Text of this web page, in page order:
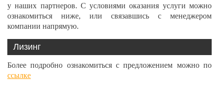
у наших партнеров. С условиями оказания услуги можно
ознакомиться ниже, или связавшись с менеджером
компании напрямую.
Лизинг
Более подробно ознакомиться с предложением можно по
ссылке